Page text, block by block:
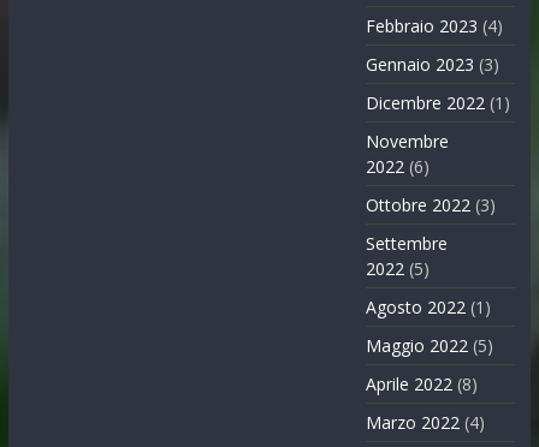
Febbraio 2023 (4)
Gennaio 2023 (3)
Dicembre 2022 (1)
Novembre
2022 (6)
Ottobre 2022 (3)
Settembre
2022 (5)
Agosto 2022 (1)
Maggio 2022 (5)
Aprile 2022 (8)
Marzo 2022 (4)